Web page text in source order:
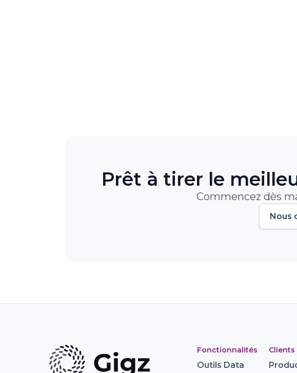
Prêt à tirer le
Commencez dès
Nous
Fonctionnalités
Outils Data
Clients